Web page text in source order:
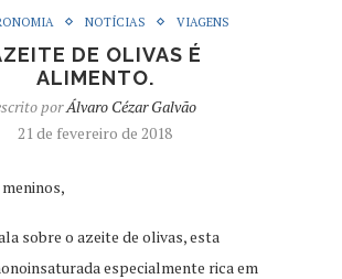
NOTÍCIAS VIAGENS
DE OLIVAS É
ALIMENTO.
porÁlvaro Cézar Galvão
21 de fevereiro de 2018
sobre o azeite de olivas, esta
especialmente rica em